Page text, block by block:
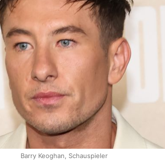
Barry Keoghan, Schauspieler